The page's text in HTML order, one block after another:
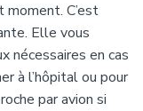
C’est
Elle vous
nécessaires en cas
à l’hôpital ou pour
par avion si